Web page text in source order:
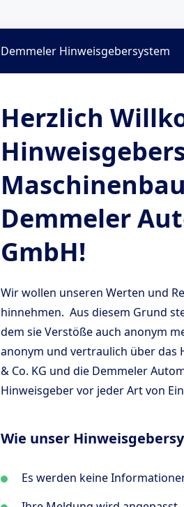
Demmeler Hinweisgebersystem
Herzlich
Demmeler
GmbH!
Wir wollen unseren Werten und
hinnehmen. Aus diesem Grund
dem sie Verstöße auch anonym
anonym und vertraulich über das
& Co. KG und die Demmeler
Hinweisgeber vor jeder Art von
Wie unser
Es werden keine